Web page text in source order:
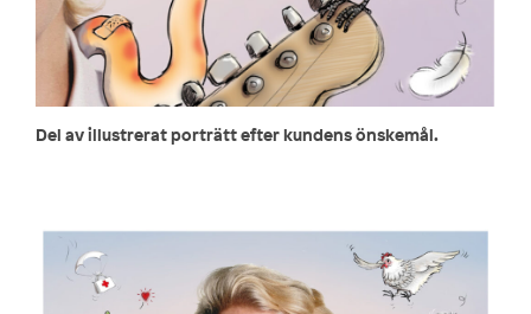
Del av illustrerat porträtt efter kundens önskemål.